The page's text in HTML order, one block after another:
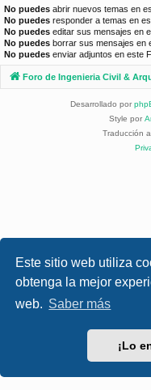
Este sitio web utiliza
obtenga la mejor
web. Saber más
¡Lo
No puedes abrir nuevos temas en
No puedes responder a temas en
No puedes editar sus mensajes en
No puedes borrar sus mensajes en
No puedes enviar adjuntos en este
Foro de Ingenieria Civil &
Desarrollado por
Style por
Traducción